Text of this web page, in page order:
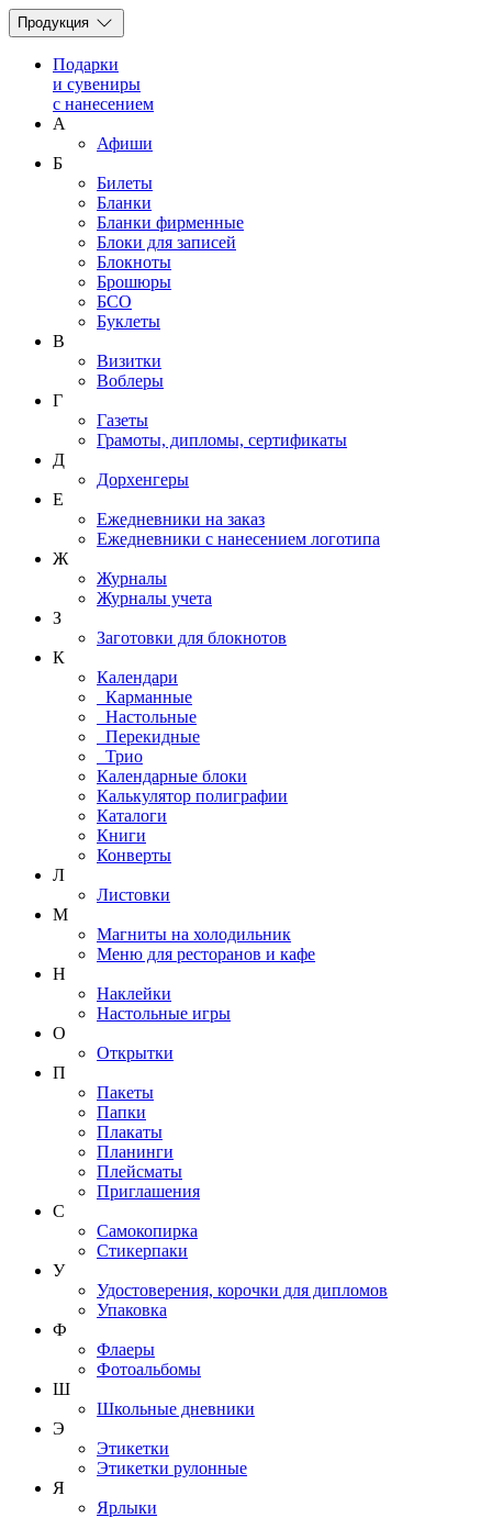
Продукция
Подарки
и сувениры
с нанесением
А
Афиши
Б
Билеты
Бланки
Бланки фирменные
Блоки для записей
Блокноты
Брошюры
БСО
Буклеты
В
Визитки
Воблеры
Г
Газеты
Грамоты, дипломы, сертификаты
Д
Дорхенгеры
Е
Ежедневники на заказ
Ежедневники с нанесением логотипа
Ж
Журналы
Журналы учета
З
Заготовки для блокнотов
К
Календари
Карманные
Настольные
Перекидные
Трио
Календарные блоки
Калькулятор полиграфии
Каталоги
Книги
Конверты
Л
Листовки
М
Магниты на холодильник
Меню для ресторанов и кафе
Н
Наклейки
Настольные игры
О
Открытки
П
Пакеты
Папки
Плакаты
Планинги
Плейсматы
Приглашения
С
Самокопирка
Стикерпаки
У
Удостоверения, корочки для дипломов
Упаковка
Ф
Флаеры
Фотоальбомы
Ш
Школьные дневники
Э
Этикетки
Этикетки рулонные
Я
Ярлыки